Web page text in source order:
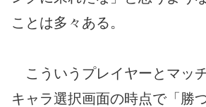
ことは多々ある。
こういうプレイヤーとマッ
キャラ選択画面の時点で「勝